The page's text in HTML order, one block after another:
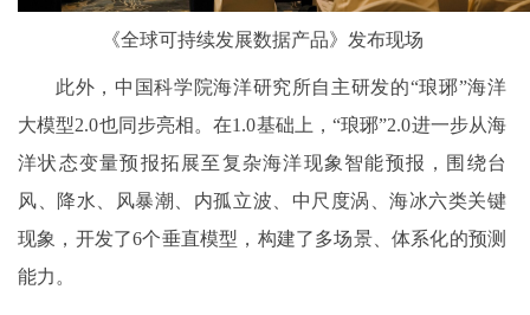
《全球可持续发展数据产品》发布现场
此外，中国科学院海洋研究所自主研发的“琅琊”海洋
大模型2.0也同步亮相。在1.0基础上，“琅琊”2.0进一步从海
洋状态变量预报拓展至复杂海洋现象智能预报，围绕台
风、降水、风暴潮、内孤立波、中尺度涡、海冰六类关键
现象，开发了6个垂直模型，构建了多场景、体系化的预测
能力。